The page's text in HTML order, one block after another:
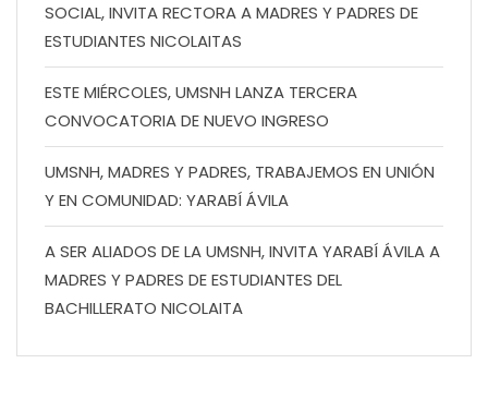
SOCIAL, INVITA RECTORA A MADRES Y PADRES DE
ESTUDIANTES NICOLAITAS
ESTE MIÉRCOLES, UMSNH LANZA TERCERA
CONVOCATORIA DE NUEVO INGRESO
UMSNH, MADRES Y PADRES, TRABAJEMOS EN UNIÓN
Y EN COMUNIDAD: YARABÍ ÁVILA
A SER ALIADOS DE LA UMSNH, INVITA YARABÍ ÁVILA A
MADRES Y PADRES DE ESTUDIANTES DEL
BACHILLERATO NICOLAITA